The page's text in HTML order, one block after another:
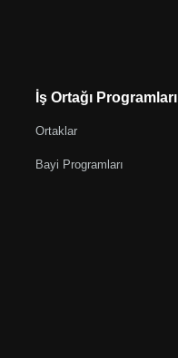
İş Ortağı Programları
Ortaklar
Bayi Programları